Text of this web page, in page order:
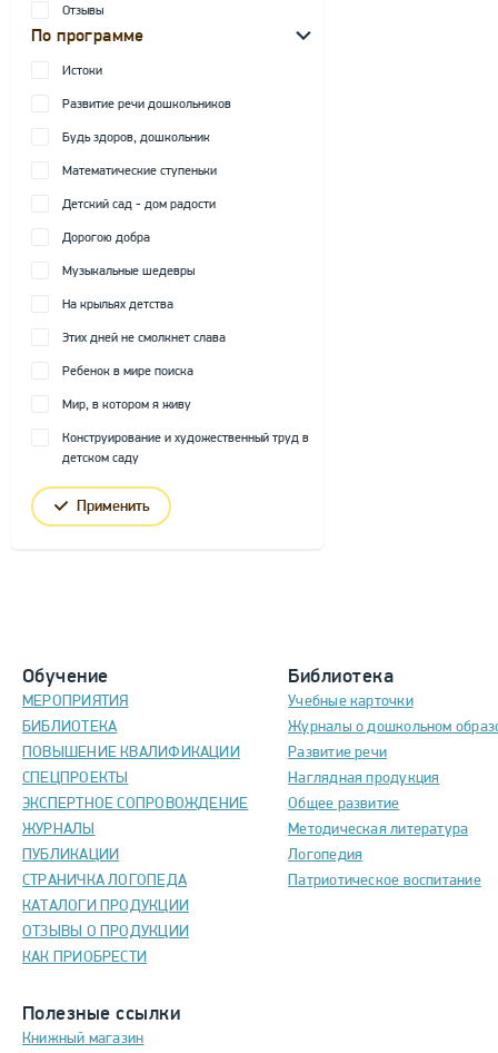
Отзывы
По программе
Истоки
Развитие речи дошкольников
Будь здоров, дошкольник
Математические ступеньки
Детский сад - дом радости
Дорогою добра
Музыкальные шедевры
На крыльях детства
Этих дней не смолкнет слава
Ребенок в мире поиска
Мир, в котором я живу
Конструирование и художественный труд в
детском саду
Применить
Обучение
МЕРОПРИЯТИЯ
БИБЛИОТЕКА
ПОВЫШЕНИЕ КВАЛИФИКАЦИИ
СПЕЦПРОЕКТЫ
ЭКСПЕРТНОЕ СОПРОВОЖДЕНИЕ
ЖУРНАЛЫ
ПУБЛИКАЦИИ
СТРАНИЧКА ЛОГОПЕДА
КАТАЛОГИ ПРОДУКЦИИ
ОТЗЫВЫ О ПРОДУКЦИИ
КАК ПРИОБРЕСТИ
Полезные ссылки
Книжный магазин
Библиотека
Учебные карточки
Журналы о дошкольном
Развитие речи
Наглядная продукция
Общее развитие
Методическая литература
Логопедия
Патриотическое воспитание